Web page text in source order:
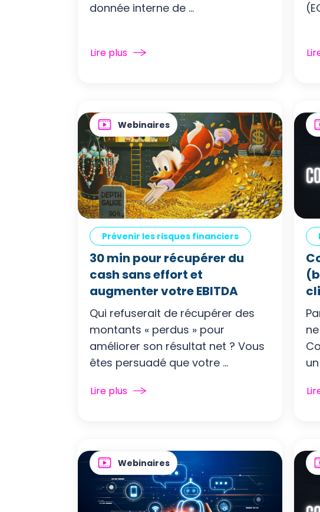
donnée interne de ...
Lire plus
Webinaires
Prévenir les risques financiers
30 min pour récupérer du
cash sans effort et
augmenter votre EBITDA
Qui refuserait de récupérer des
montants « perdus » pour
améliorer son résultat net ? Vous
êtes persuadé que votre ...
Lire plus
Webinaires